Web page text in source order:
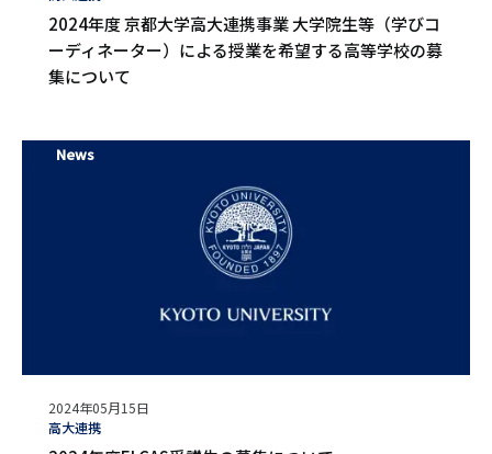
日
グ
2024年度 京都大学高大連携事業 大学院生等（学びコ
ーディネーター）による授業を希望する高等学校の募
集について
News
公
開
日
2024年05月15日
タ
グ
高大連携